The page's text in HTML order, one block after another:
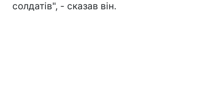
солдатів", - сказав він.